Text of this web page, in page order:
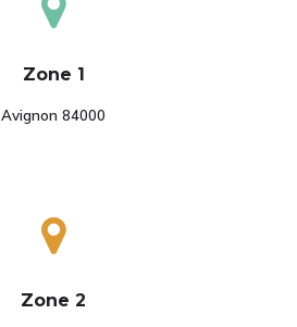
Zone 1
Avignon 84000
Zone 2